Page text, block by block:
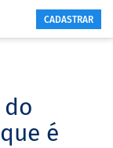
CADASTRAR
é